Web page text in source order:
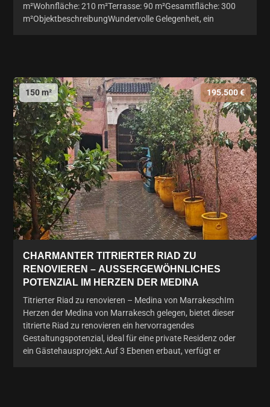
m²Wohnfläche: 210 m²Terrasse: 90 m²Gesamtfläche: 300
m²ObjektbeschreibungWundervolle Gelegenheit, ein
150 m² 195.500 €
CHARMANTER TITRIERTER RIAD ZU
RENOVIEREN – AUSSERGEWÖHNLICHES P
OTENZIAL IM HERZEN DER MEDINA
Titrierter Riad zu renovieren – Medina von MarrakeschIm
Herzen der Medina von Marrakesch gelegen, bietet dieser
titrierte Riad zu renovieren ein hervorragendes
Gestaltungspotenzial, ideal für eine private Residenz oder
ein Gästehausprojekt.Auf 3 Ebenen erbaut, verfügt er